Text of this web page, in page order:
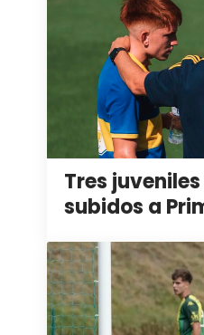
Tres
subidos a